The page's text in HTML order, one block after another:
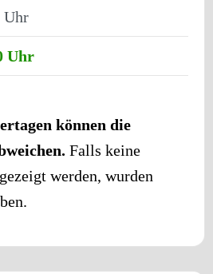
können die
Falls keine
werden, wurden